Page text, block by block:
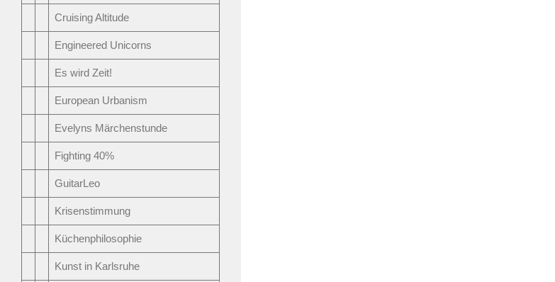
Cruising Altitude
Engineered Unicorns
Es wird Zeit!
European Urbanism
Evelyns Märchenstunde
Fighting 40%
GuitarLeo
Krisenstimmung
Küchenphilosophie
Kunst in Karlsruhe